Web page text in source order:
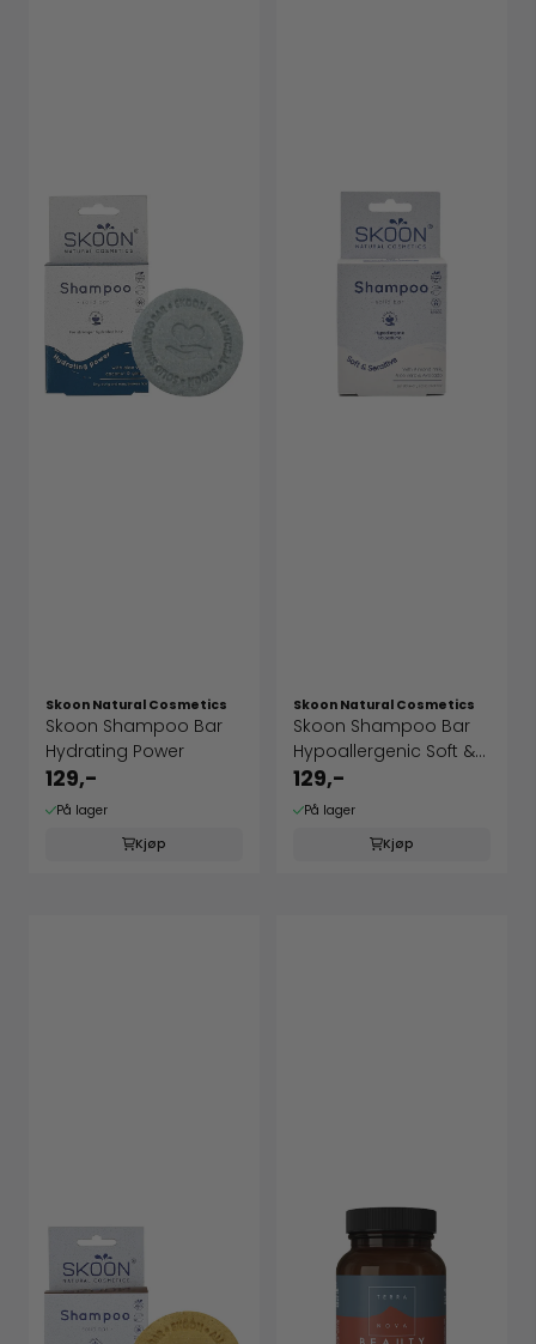
Skoon Natural Cosmetics
Skoon Shampoo Bar
Hydrating Power
129,-
På lager
Kjøp
Skoon Natural Cosmetics
Skoon Shampoo Bar
Hypoallergenic Soft &
Sensitive
129,-
På lager
Kjøp